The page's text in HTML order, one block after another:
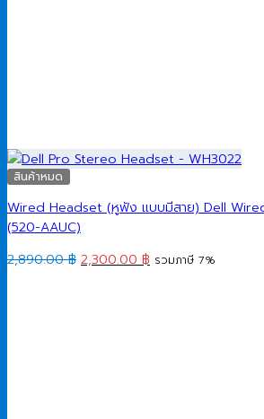
สินค้าหมด
Wired Headset (หูฟัง แบบมีสาย) Dell
(520-AAUC)
2,890.00฿ Original
2,300.00 ฿ Current
รวมภาษี 7%